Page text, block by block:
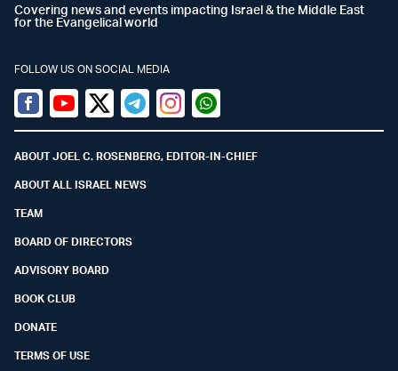
Covering news and events impacting Israel & the Middle East
for the Evangelical world
FOLLOW US ON SOCIAL MEDIA
Facebook
YoutubeTwitter (X)
TelegramInstagramWhatsapp
ABOUT JOEL C. ROSENBERG, EDITOR-IN-CHIEF
ABOUT ALL ISRAEL NEWS
TEAM
BOARD OF DIRECTORS
ADVISORY BOARD
BOOK CLUB
DONATE
TERMS OF USE